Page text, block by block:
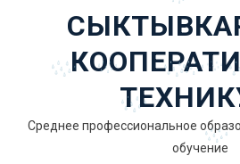
Среднее профессиональное
обучение